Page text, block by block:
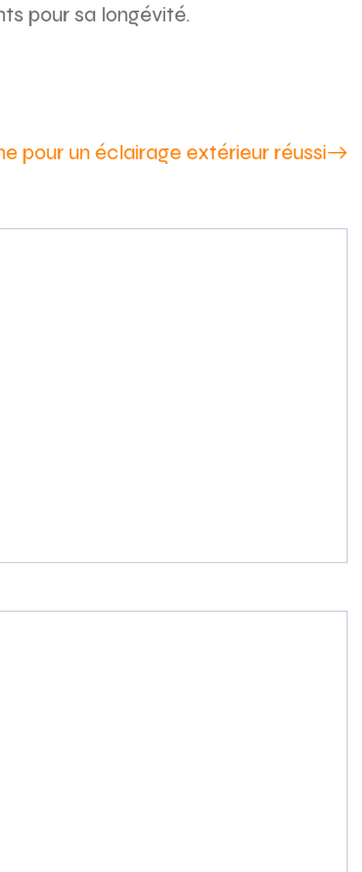
pour sa longévité.
pour un éclairage extérieur réussi